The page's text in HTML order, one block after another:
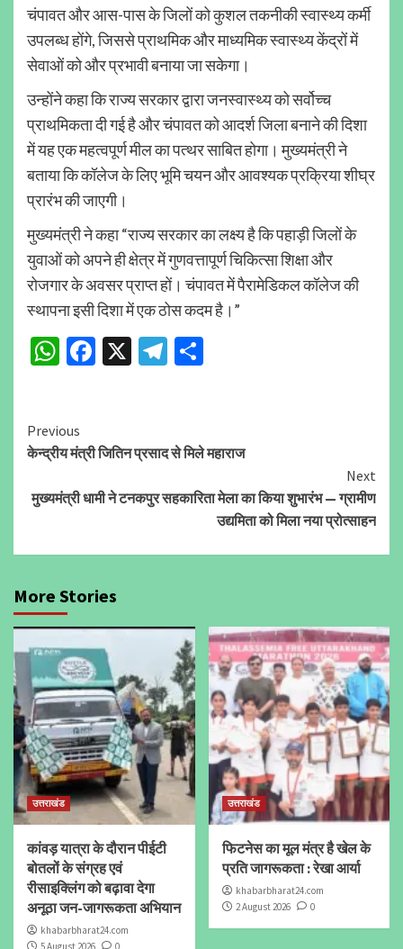
चंपावत और आस-पास के जिलों को कुशल तकनीकी स्वास्थ्य कर्मी
उपलब्ध होंगे, जिससे प्राथमिक और माध्यमिक स्वास्थ्य केंद्रों में
सेवाओं को और प्रभावी बनाया जा सकेगा।
उन्होंने कहा कि राज्य सरकार द्वारा जनस्वास्थ्य को सर्वोच्च
प्राथमिकता दी गई है और चंपावत को आदर्श जिला बनाने की दिशा
में यह एक महत्वपूर्ण मील का पत्थर साबित होगा। मुख्यमंत्री ने
बताया कि कॉलेज के लिए भूमि चयन और आवश्यक प्रक्रिया शीघ्र
प्रारंभ की जाएगी।
मुख्यमंत्री ने कहा “राज्य सरकार का लक्ष्य है कि पहाड़ी जिलों के
युवाओं को अपने ही क्षेत्र में गुणवत्तापूर्ण चिकित्सा शिक्षा और
रोजगार के अवसर प्राप्त हों। चंपावत में पैरामेडिकल कॉलेज की
स्थापना इसी दिशा में एक ठोस कदम है।”
WhatsApp
Facebook
X Telegram
Continue
Reading
Previous
केन्द्रीय मंत्री जितिन प्रसाद से मिले महाराज
Next
मुख्यमंत्री धामी ने टनकपुर सहकारिता मेला का किया शुभारंभ — ग्रामीण
उद्यमिता को मिला नया प्रोत्साहन
More Stories
उत्तराखंड
कांवड़ यात्रा के दौरान पीईटी
बोतलों के संग्रह एवं
रीसाइक्लिंग को बढ़ावा देगा
अनूठा जन-जागरूकता अभियान
khabarbharat24.com
5 August 2026
0
उत्तराखंड
फिटनेस का मूल मंत्र है खेल के
प्रति जागरूकता : रेखा आर्या
khabarbharat24.com
2 August 2026
0